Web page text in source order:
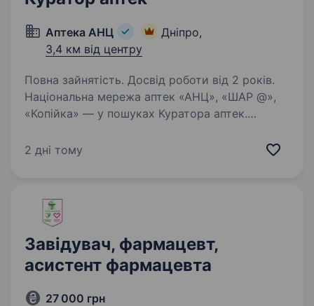
Аптека АНЦ
Дніпро,
3,4 км від центру
Повна зайнятість. Досвід роботи від 2 років.
Національна мережа аптек «АНЦ», «ШАР @»,
«Копійка» — у пошуках Куратора аптек.
планування роботи, контроль виконання
2 дні тому
Завідувач, фармацевт,
асистент фармацевта
27 000 грн